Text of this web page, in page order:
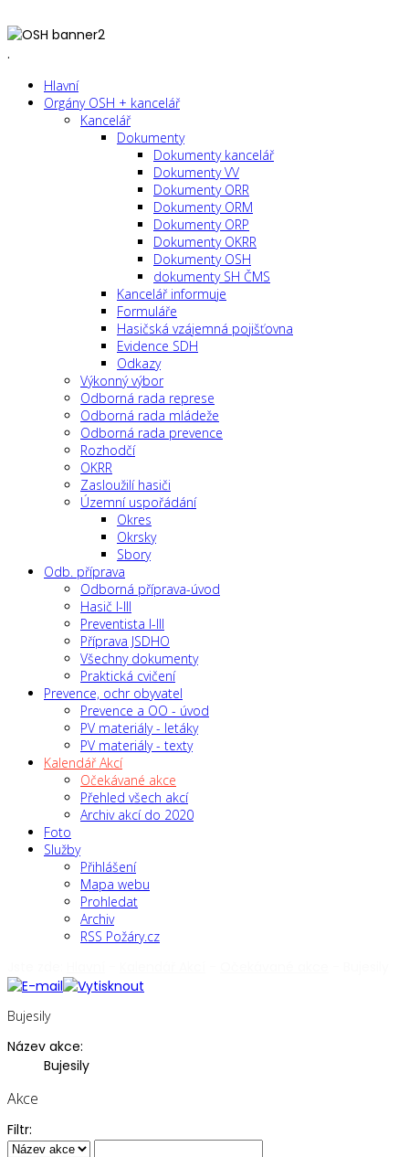
.
Hlavní
Orgány OSH + kancelář
Kancelář
Dokumenty
Dokumenty kancelář
Dokumenty VV
Dokumenty ORR
Dokumenty ORM
Dokumenty ORP
Dokumenty OKRR
Dokumenty OSH
dokumenty SH ČMS
Kancelář informuje
Formuláře
Hasičská vzájemná pojišťovna
Evidence SDH
Odkazy
Výkonný výbor
Odborná rada represe
Odborná rada mládeže
Odborná rada prevence
Rozhodčí
OKRR
Zasloužilí hasiči
Územní uspořádání
Okres
Okrsky
Sbory
Odb. příprava
Odborná příprava-úvod
Hasič I-III
Preventista I-III
Příprava JSDHO
Všechny dokumenty
Praktická cvičení
Prevence, ochr obyvatel
Prevence a OO - úvod
PV materiály - letáky
PV materiály - texty
Kalendář Akcí
Očekávané akce
Přehled všech akcí
Archiv akcí do 2020
Foto
Služby
Přihlášení
Mapa webu
Prohledat
Archiv
RSS Požáry.cz
Bujesily
Název akce:
Bujesily
Akce
Filtr: